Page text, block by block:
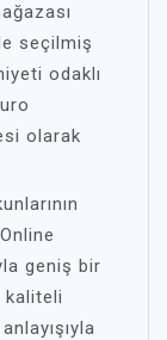
seçilmiş
odaklı
olarak
geniş bir
kaliteli